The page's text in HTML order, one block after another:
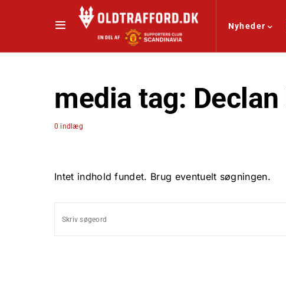
Nyheder
media tag:
0 indlæg
Intet indhold fundet. Brug eventuelt søgningen.